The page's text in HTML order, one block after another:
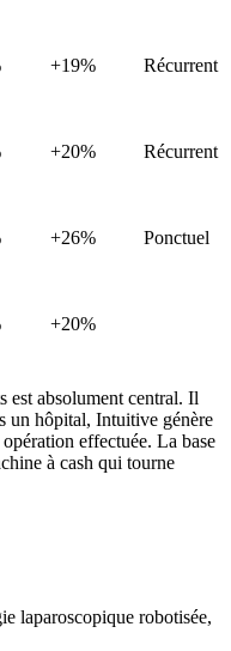
+19% Récurrent
+20% Récurrent
+26% Ponctuel
+20%
est absolument central. Il
un hôpital, Intuitive génère
effectuée. La base
à cash qui tourne
laparoscopique robotisée,